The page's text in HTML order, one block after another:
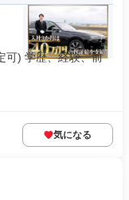
可) 学歴、経験、前
気になる